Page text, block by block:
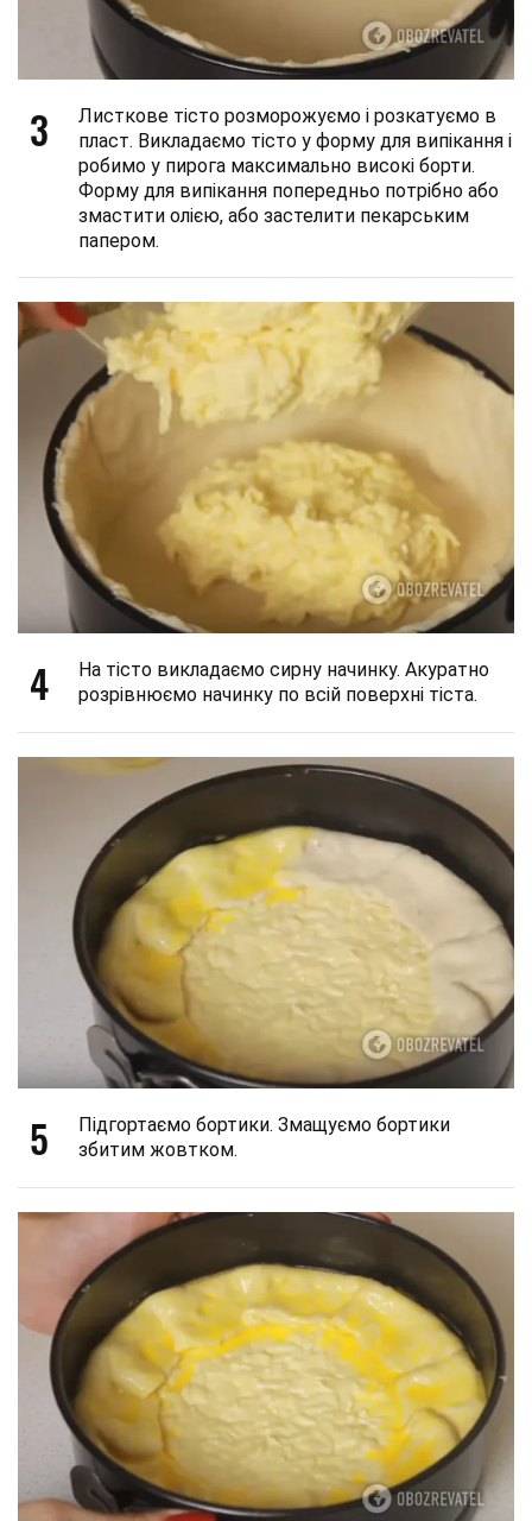
3
Листкове тісто розморожуємо і розкатуємо в
пласт. Викладаємо тісто у форму для випікання і
робимо у пирога максимально високі борти.
Форму для випікання попередньо потрібно або
змастити олією, або застелити пекарським
папером.
4
На тісто викладаємо сирну начинку. Акуратно
розрівнюємо начинку по всій поверхні тіста.
5
Підгортаємо бортики. Змащуємо бортики
збитим жовтком.